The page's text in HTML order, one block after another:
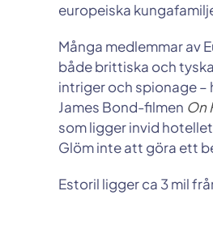
europeiska
Många medlemmar av
både brittiska och
intriger och spionage –
James Bond-filmen On
som ligger invid
Glöm inte att göra ett
Estoril ligger ca 3 mil